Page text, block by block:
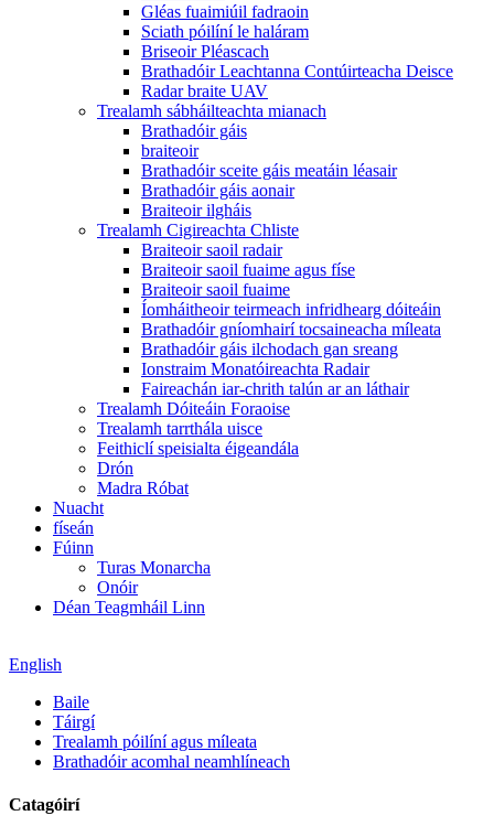
Gléas fuaimiúil fadraoin
Sciath póilíní le haláram
Briseoir Pléascach
Brathadóir Leachtanna Contúirteacha Deisce
Radar braite UAV
Trealamh sábháilteachta mianach
Brathadóir gáis
braiteoir
Brathadóir sceite gáis meatáin léasair
Brathadóir gáis aonair
Braiteoir ilgháis
Trealamh Cigireachta Chliste
Braiteoir saoil radair
Braiteoir saoil fuaime agus físe
Braiteoir saoil fuaime
Íomháitheoir teirmeach infridhearg dóiteáin
Brathadóir gníomhairí tocsaineacha míleata
Brathadóir gáis ilchodach gan sreang
Ionstraim Monatóireachta Radair
Faireachán iar-chrith talún ar an láthair
Trealamh Dóiteáin Foraoise
Trealamh tarrthála uisce
Feithiclí speisialta éigeandála
Drón
Madra Róbat
Nuacht
físeán
Fúinn
Turas Monarcha
Onóir
Déan Teagmháil Linn
English
Baile
Táirgí
Trealamh póilíní agus míleata
Brathadóir acomhal neamhlíneach
Catagóirí